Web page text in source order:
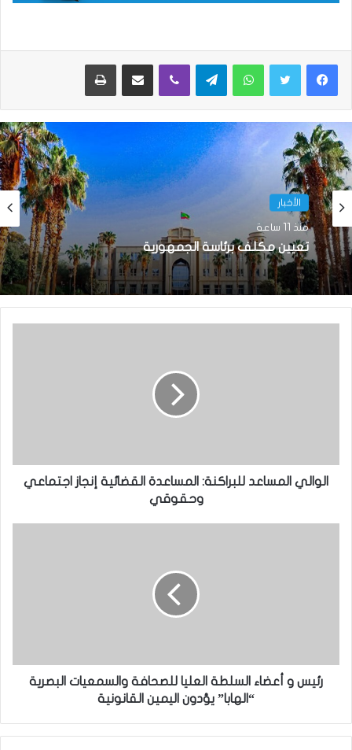
واتساب تيلقرام ڤايبر مشاركة عبر البريد طباعة
الأخبار
منذ 11 ساعة
تعيين مكلف برئاسة الجمهورية
الوالي المساعد للبراكنة: المساعدة القضائية إنجاز اجتماعي
وحقوقي
رئيس و أعضاء السلطة العليا للصحافة والسمعيات البصرية
“الهابا” يؤدون اليمين القانونية